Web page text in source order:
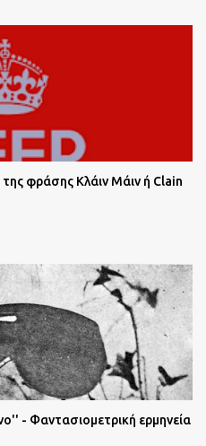
της φράσης Κλάιν Μάιν ή Clain
- Φαντασιομετρική ερμηνεία